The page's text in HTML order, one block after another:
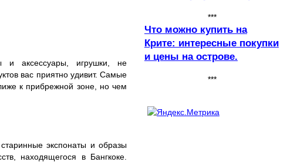
и аксессуары, игрушки, не
вас приятно удивит. Самые
к прибрежной зоне, но чем
экспонаты и образы
находящегося в Бангкоке.
***
Что можно купить на
Крите: интересные покупки
и цены на острове.
***